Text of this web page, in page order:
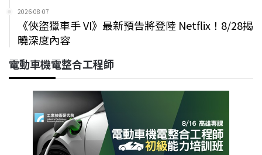
2026-08-07
《俠盜獵車手 VI》最新預告將登陸 Netflix！8/28揭
曉深度內容
電動車機電整合工程師